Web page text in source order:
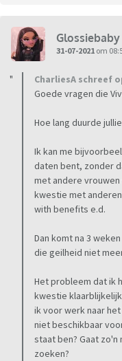
Glossiebaby
31-07-2021 om
CharliesA schreef
Goede vragen die
Hoe lang duurde
Ik kan me
daten bent, zonder
met andere
kwestie met
with benefits e.d.
Dan komt na 3
die geilheid niet
Het probleem dat ik
kwestie
ik voor werk naar
niet beschikbaar
staat ben? Gaat zo'n
zoeken?